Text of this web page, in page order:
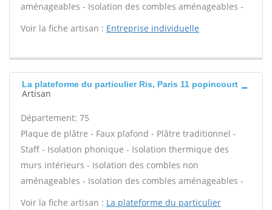
aménageables - Isolation des combles aménageables -
Voir la fiche artisan : Entreprise individuelle
La plateforme du particulier Ris, Paris 11 popincourt
Artisan
Département: 75
Plaque de plâtre - Faux plafond - Plâtre traditionnel -
Staff - Isolation phonique - Isolation thermique des
murs intérieurs - Isolation des combles non
aménageables - Isolation des combles aménageables -
Voir la fiche artisan : La plateforme du particulier